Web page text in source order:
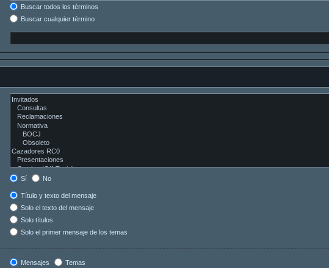
Buscar todos los términos
Buscar cualquier término
Sí No
Título y texto del mensaje
Solo el texto del mensaje
Solo títulos
Solo el primer mensaje de los temas
Mensajes Temas